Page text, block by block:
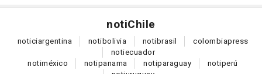
notiChile
noticiargentina notibolivia notibrasil colombiapress
notiecuador
notiméxico notipanama notiparaguay notiperú